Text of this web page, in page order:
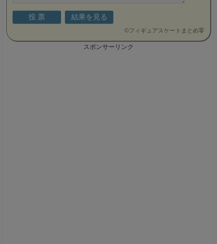
©フィギュアスケートまとめ零
スポンサーリンク